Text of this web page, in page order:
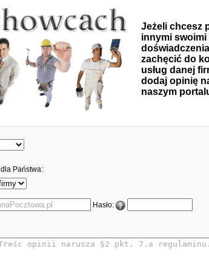
Jeżeli chcesz
innymi swoimi
zachęcić do
usług danej
dodaj opinię
naszym
dla Państwa:
Hasło: